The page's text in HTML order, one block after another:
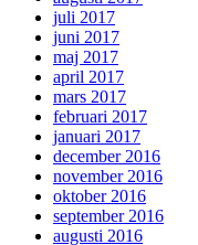
juli 2017
juni 2017
maj 2017
april 2017
mars 2017
februari 2017
januari 2017
december 2016
november 2016
oktober 2016
september 2016
augusti 2016